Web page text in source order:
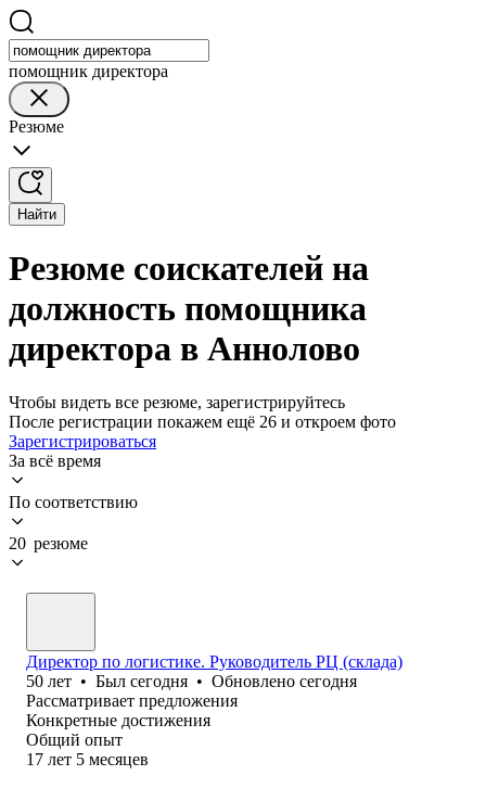
помощник директора
Резюме
Найти
Резюме соискателей на
должность помощника
директора в Аннолово
Чтобы видеть все резюме, зарегистрируйтесь
После регистрации покажем ещё 26 и откроем фото
Зарегистрироваться
За всё время
По соответствию
20 резюме
Директор по логистике. Руководитель РЦ (склада)
50 лет • Был сегодня • Обновлено сегодня
Рассматривает предложения
Конкретные достижения
Общий опыт
17 лет 5 месяцев